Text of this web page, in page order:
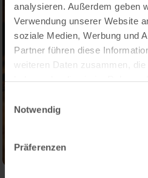
analysieren. Außerdem geben
Verwendung unserer Website
soziale Medien, Werbung und
Partner führen diese
weiteren Daten zusammen,
Notwendig
Präferenzen